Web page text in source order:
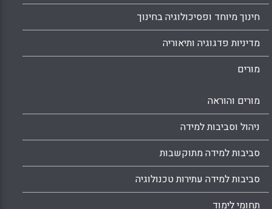
חינוך מיוחד ופסיכולוגיה בחינוך
מדיניות פדגוגיה ותיאוריה
מורים
מורים והוראה
ניהול וסביבות למידה
סביבות למידה מתוקשבות
סביבות למידה עתירות טכנולוגיה
תחומי לימוד